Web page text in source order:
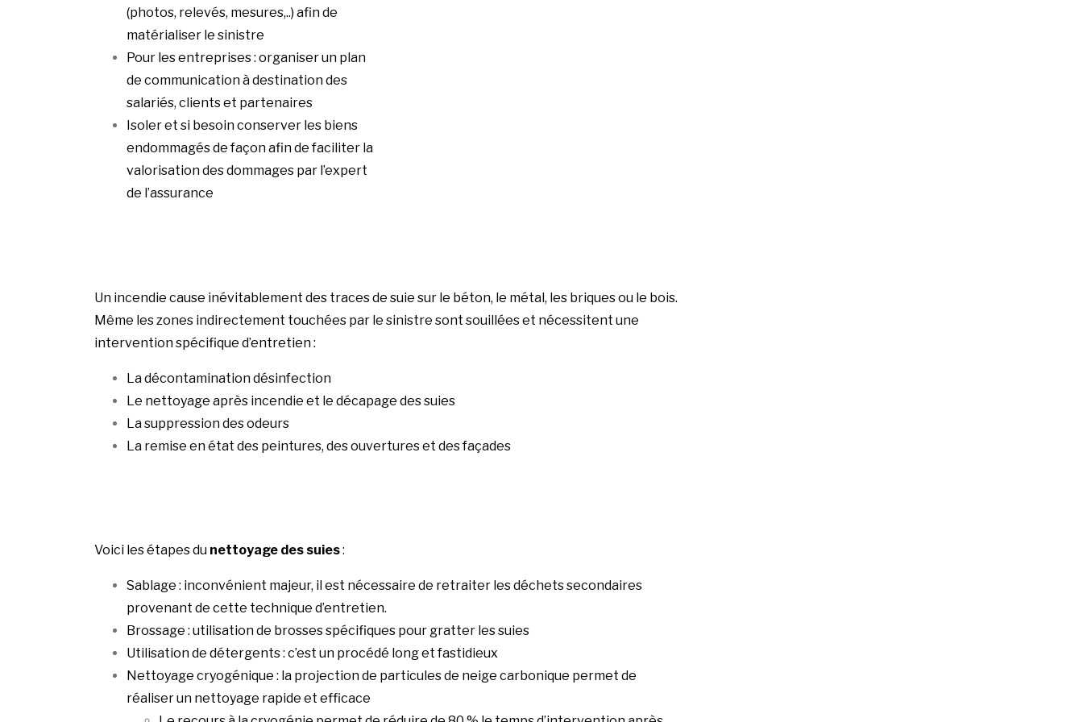
(photos, relevés, mesures,..) afin de
matérialiser le sinistre
Pour les entreprises : organiser un plan
de communication à destination des
salariés, clients et partenaires
Isoler et si besoin conserver les biens
endommagés de façon afin de faciliter la
valorisation des dommages par l’expert
de l’assurance
Un incendie cause inévitablement des traces de suie sur le béton, le métal, les briques ou le bois.
Même les zones indirectement touchées par le sinistre sont souillées et nécessitent une
intervention spécifique d’entretien :
La décontamination désinfection
Le nettoyage après incendie et le décapage des suies
La suppression des odeurs
La remise en état des peintures, des ouvertures et des façades
Voici les étapes du nettoyage des suies:
Sablage : inconvénient majeur, il est nécessaire de retraiter les déchets secondaires
provenant de cette technique d’entretien.
Brossage : utilisation de brosses spécifiques pour gratter les suies
Utilisation de détergents : c’est un procédé long et fastidieux
Nettoyage cryogénique : la projection de particules de neige carbonique permet de
réaliser un nettoyage rapide et efficace